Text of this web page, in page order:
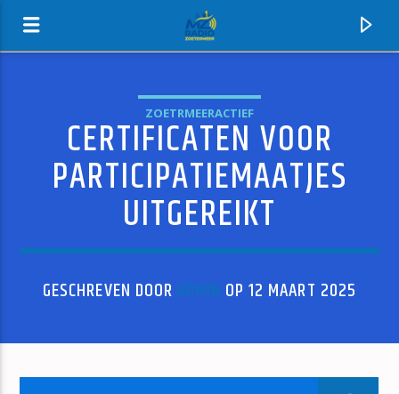
MZ-RADIO
HUIDIG NUMMER
ZOETRMEERACTIEF
CERTIFICATEN VOOR
PARTICIPATIEMAATJES
UITGEREIKT
GESCHREVEN DOOR ADMIN OP 12 MAART 2025